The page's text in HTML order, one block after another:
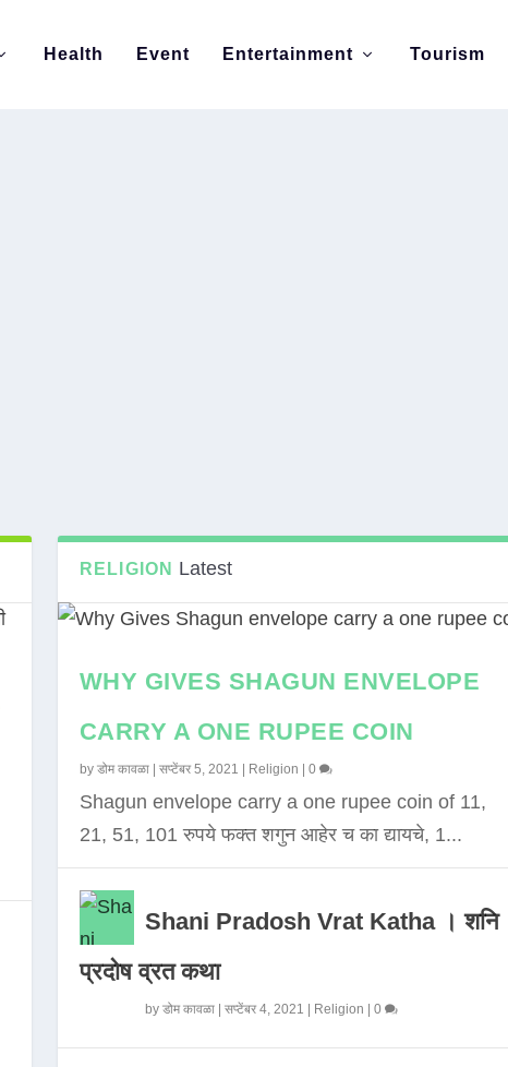
Health Event Entertainment Tourism
RELIGION Latest
WHY GIVES SHAGUN ENVELOPE
CARRY A ONE RUPEE COIN
by डोम कावळा| सप्टेंबर 5, 2021 Religion 0
Shagun envelope carry a one rupee coin of 11,
21, 51, 101 रुपये फक्त शगुन आहेर च का द्यायचे, 1...
Shani Pradosh Vrat Katha । शनि
प्रदोष व्रत कथा
by डोम कावळा| सप्टेंबर 4, 2021 Religion 0